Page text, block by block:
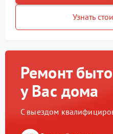
Узнать
Ремонт
у Вас дома
С выездом